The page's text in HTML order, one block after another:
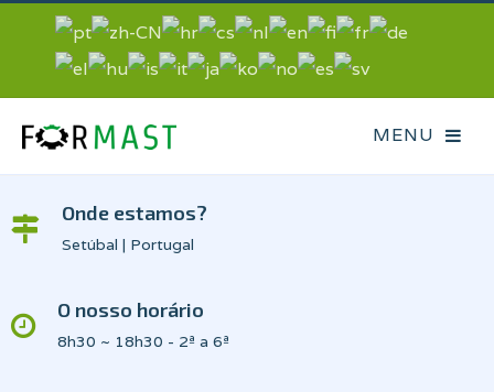
Onde estamos?
Setúbal | Portugal
O nosso horário
8h30 ~ 18h30 - 2ª a 6ª